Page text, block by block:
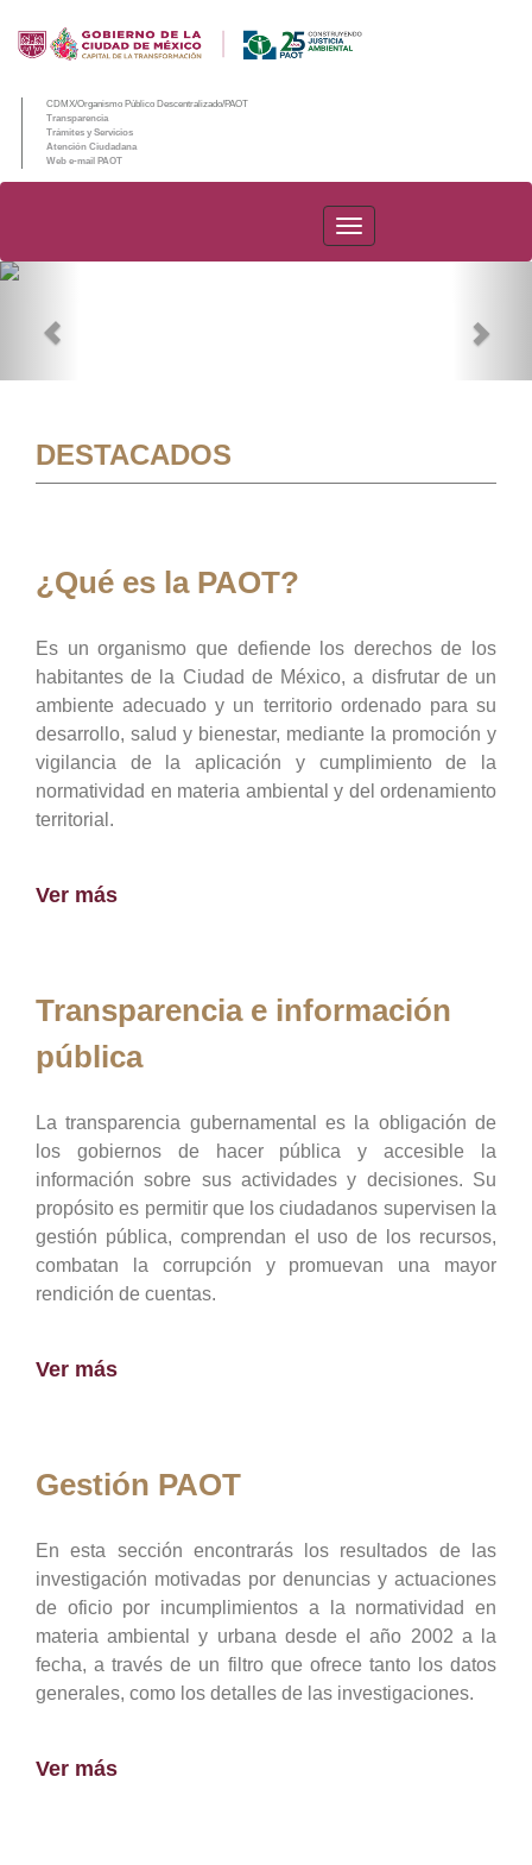
CDMX/Organismo Público Descentralizado/PAOT
Transparencia
Trámites y Servicios
Atención Ciudadana
Web e-mail PAOT
PAOT
DESTACADOS
¿Qué es la PAOT?
Es un organismo que defiende los derechos de los
habitantes de la Ciudad de México, a disfrutar de un
ambiente adecuado y un territorio ordenado para su
desarrollo, salud y bienestar, mediante la promoción y
vigilancia de la aplicación y cumplimiento de la
normatividad en materia ambiental y del ordenamiento
territorial.
Ver más
Transparencia e información
pública
La transparencia gubernamental es la obligación de
los gobiernos de hacer pública y accesible la
información sobre sus actividades y decisiones. Su
propósito es permitir que los ciudadanos supervisen la
gestión pública, comprendan el uso de los recursos,
combatan la corrupción y promuevan una mayor
rendición de cuentas.
Ver más
Gestión PAOT
En esta sección encontrarás los resultados de las
investigación motivadas por denuncias y actuaciones
de oficio por incumplimientos a la normatividad en
materia ambiental y urbana desde el año 2002 a la
fecha, a través de un filtro que ofrece tanto los datos
generales, como los detalles de las investigaciones.
Ver más